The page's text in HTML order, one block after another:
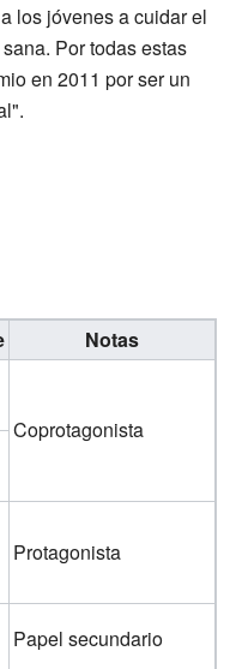
los jóvenes a cuidar el
Por todas estas
en 2011 por ser un
Notas
Coprotagonista
Protagonista
Papel secundario